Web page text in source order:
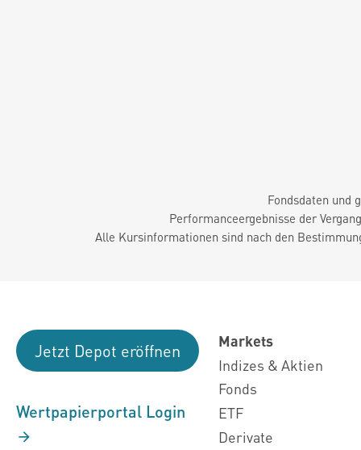
Fondsdaten und
Performanceergebnisse der
Alle Kursinformationen sind nach den
Jetzt Depot eröffnen
Wertpapierportal Login
Markets
Indizes & Aktien
Fonds
ETF
Derivate